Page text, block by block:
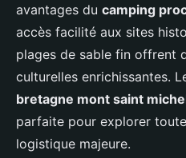
avantages du camping
accès facilité aux sites
plages de sable fin offrent
culturelles enrichissantes.
bretagne mont saint
parfaite pour explorer
logistique majeure.